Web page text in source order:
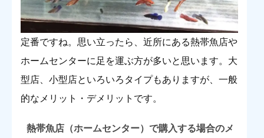
定番ですね。思い立ったら、近所にある熱帯魚店や
ホームセンターに足を運ぶ方が多いと思います。大
型店、小型店といろいろタイプもありますが、一般
的なメリット・デメリットです。
熱帯魚店（ホームセンター）で購入する場合のメ